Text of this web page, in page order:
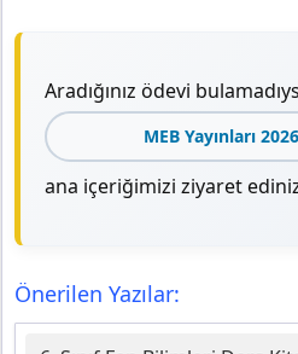
Aradığınız ödevi
MEB Yayınları 2026
ana içeriğimizi ziyaret
Önerilen Yazılar: